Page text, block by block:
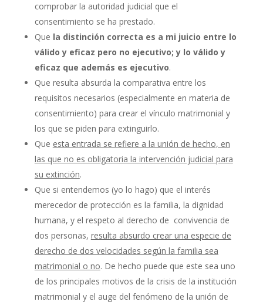
comprobar la autoridad judicial que el
consentimiento se ha prestado.
Que la distinción correcta es a mi juicio entre lo
válido y eficaz pero no ejecutivo; y lo válido y
eficaz que además es ejecutivo.
Que resulta absurda la comparativa entre los
requisitos necesarios (especialmente en materia de
consentimiento) para crear el vínculo matrimonial y
los que se piden para extinguirlo.
Que esta entrada se refiere a la unión de hecho, en
las que no es obligatoria la intervención judicial para
su extinción.
Que si entendemos (yo lo hago) que el interés
merecedor de protección es la familia, la dignidad
humana, y el respeto al derecho de convivencia de
dos personas, resulta absurdo crear una especie de
derecho de dos velocidades según la familia sea
matrimonial o no. De hecho puede que este sea uno
de los principales motivos de la crisis de la institución
matrimonial y el auge del fenómeno de la unión de